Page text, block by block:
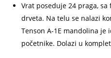
Vrat poseduje 24 praga,
drveta. Na telu se nalazi
Tenson A-1E mandolina je
početnike. Dolazi u